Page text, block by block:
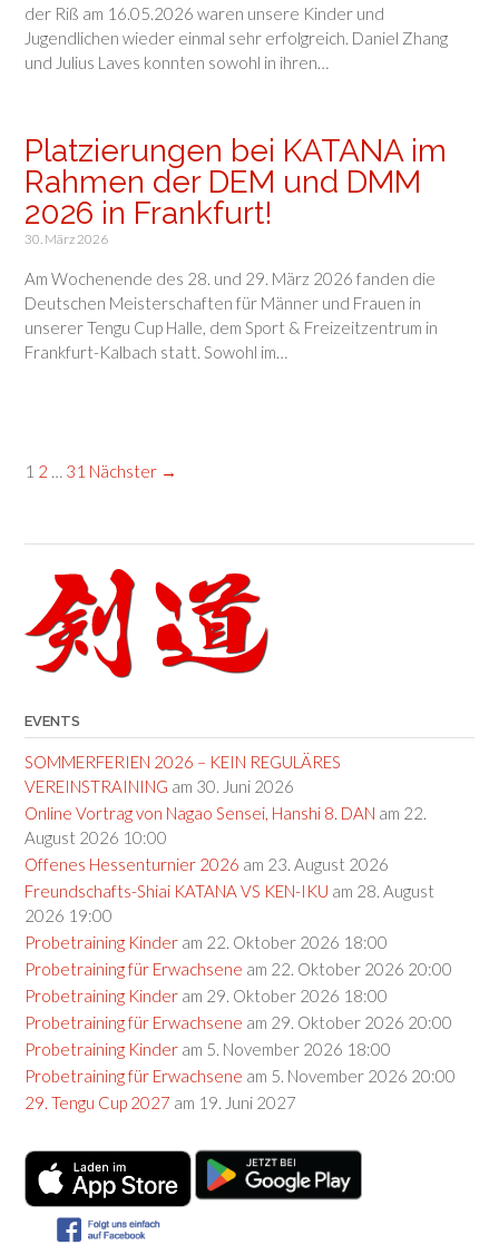
der Riß am 16.05.2026 waren unsere Kinder und
Jugendlichen wieder einmal sehr erfolgreich. Daniel Zhang
und Julius Laves konnten sowohl in ihren…
Platzierungen bei KATANA im
Rahmen der DEM und DMM
2026 in Frankfurt!
30. März 2026
Am Wochenende des 28. und 29. März 2026 fanden die
Deutschen Meisterschaften für Männer und Frauen in
unserer Tengu Cup Halle, dem Sport & Freizeitzentrum in
Frankfurt-Kalbach statt. Sowohl im…
1 2 31 Nächster →
EVENTS
SOMMERFERIEN 2026 – KEIN REGULÄRES
VEREINSTRAINING am 30. Juni 2026
Online Vortrag von Nagao Sensei, Hanshi 8. DAN am 22.
August 2026 10:00
Offenes Hessenturnier 2026 am 23. August 2026
Freundschafts-Shiai KATANA VS KEN-IKU am 28. August
2026 19:00
Probetraining Kinder am 22. Oktober 2026 18:00
Probetraining für Erwachsene am 22. Oktober 2026 20:00
Probetraining Kinder am 29. Oktober 2026 18:00
Probetraining für Erwachsene am 29. Oktober 2026 20:00
Probetraining Kinder am 5. November 2026 18:00
Probetraining für Erwachsene am 5. November 2026 20:00
29. Tengu Cup 2027 am 19. Juni 2027